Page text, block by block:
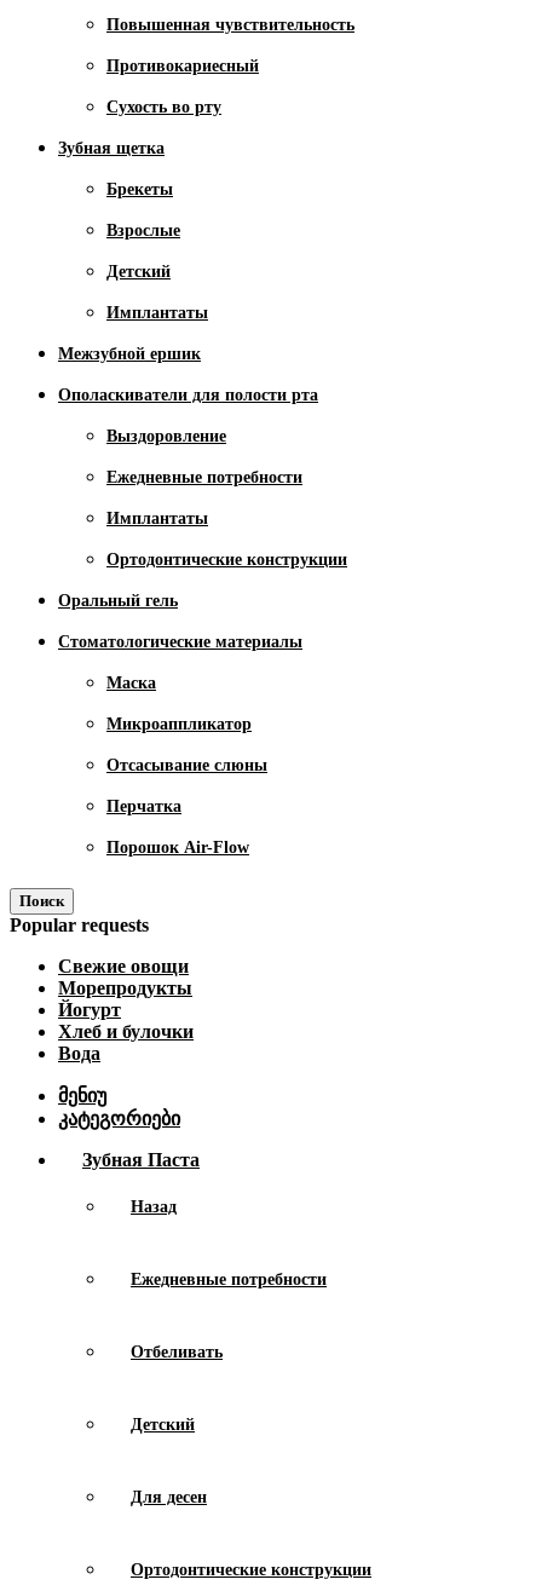
Повышенная чувствительность
Противокариесный
Сухость во рту
Зубная щетка
Брекеты
Взрослые
Детский
Имплантаты
Межзубной ершик
Ополаскиватели для полости рта
Выздоровление
Ежедневные потребности
Имплантаты
Ортодонтические конструкции
Оральный гель
Стоматологические материалы
Маска
Микроаппликатор
Отсасывание слюны
Перчатка
Порошок Air-Flow
Поиск
Popular requests
Свежие овощи
Морепродукты
Йогурт
Хлеб и булочки
Вода
მენიუ
კატეგორიები
Зубная Паста
Назад
Ежедневные потребности
Отбеливать
Детский
Для десен
Ортодонтические конструкции